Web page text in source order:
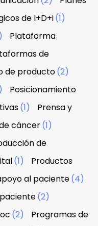
de I+D+i(1)
Plataforma
de
de producto(2)
Posicionamiento
(1)
Prensa y
cáncer(1)
de
(1)
Productos
al paciente(4)
(2)
(2)
Programas de